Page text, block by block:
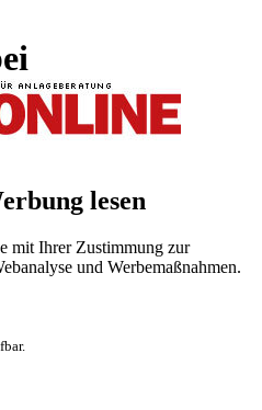
lesen
mit Ihrer Zustimmung zur
und Werbemaßnahmen.